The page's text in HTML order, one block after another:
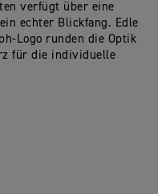
verfügt über eine
echter Blickfang. Edle
Logo runden die Optik
für die individuelle